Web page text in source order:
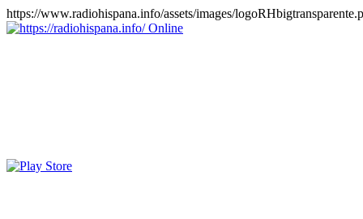
https://www.radiohispana.info/assets/images/
Online